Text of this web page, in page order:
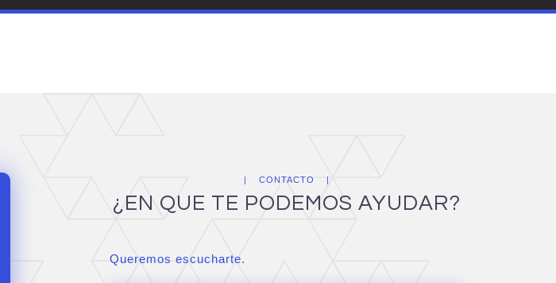
CONTACTO
¿EN QUE TE PODEMOS AYUDAR?
Queremos escucharte.